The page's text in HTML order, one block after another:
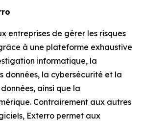
entreprises de gérer les risques
à une plateforme exhaustive
informatique, la
données, la cybersécurité et la
ainsi que la
Contrairement aux autres
Exterro permet aux